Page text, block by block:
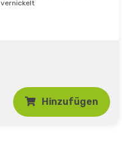
vernickelt
Hinzufügen